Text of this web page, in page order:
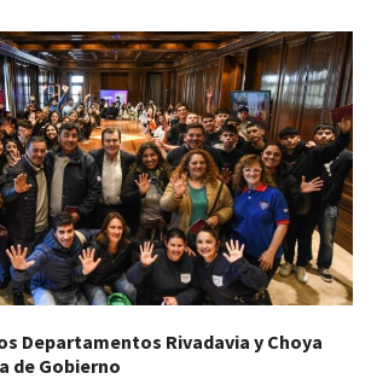
Departamentos Rivadavia y Choya
de Gobierno